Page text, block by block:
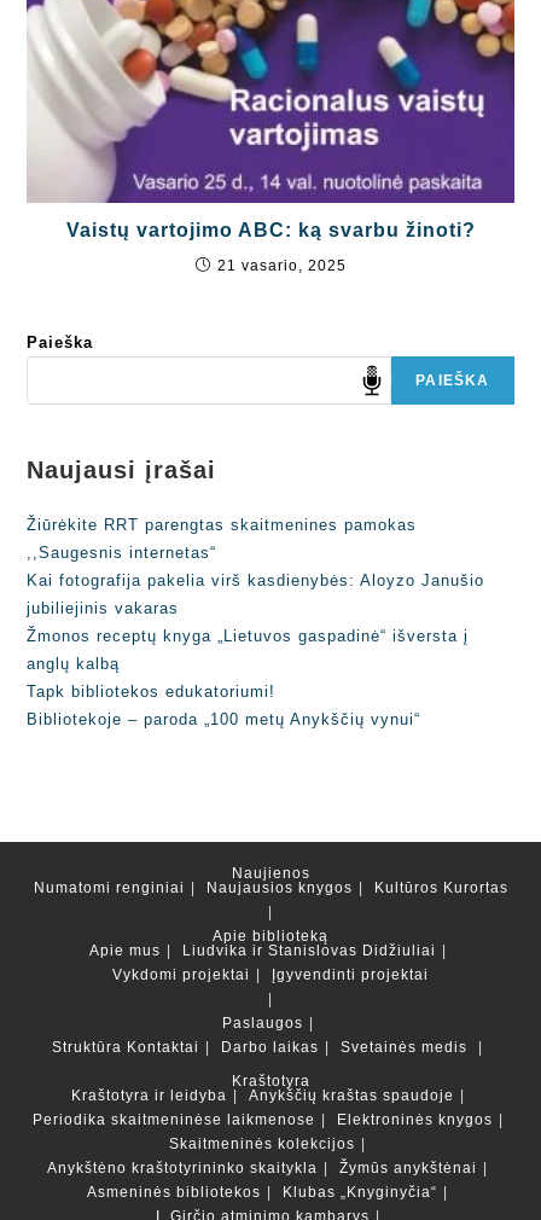
Vaistų vartojimo ABC: ką svarbu žinoti?
21 vasario, 2025
Paieška
PAIEŠKA
Naujausi įrašai
Žiūrėkite RRT parengtas skaitmenines pamokas
,,Saugesnis internetas“
Kai fotografija pakelia virš kasdienybės: Aloyzo Janušio
jubiliejinis vakaras
Žmonos receptų knyga „Lietuvos gaspadinė“ išversta į
anglų kalbą
Tapk bibliotekos edukatoriumi!
Bibliotekoje – paroda „100 metų Anykščių vynui“
Naujienos
Numatomi renginiai
Naujausios knygos Kultūros Kurortas
Apie biblioteką
Apie mus
Liudvika ir Stanislovas Didžiuliai
Vykdomi projektai
Įgyvendinti projektai
Paslaugos
Struktūra Kontaktai Darbo laikas
Svetainės medis
Kraštotyra
Kraštotyra ir leidyba
Anykščių kraštas spaudoje
Periodika skaitmeninėse laikmenose
Elektroninės knygos
Skaitmeninės kolekcijos
Anykštėno kraštotyrininko skaitykla
Žymūs anykštėnai
Asmeninės bibliotekos
Klubas „Knyginyčia“